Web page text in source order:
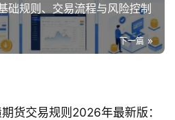
础规则、交易流程与风险控制
下一篇
期货交易规则2026年最新版：